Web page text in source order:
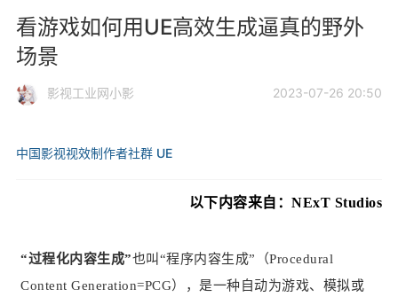
看游戏如何用UE高效生成逼真的野外
场景
影视工业网小影 2023-07-26 20:50
中国影视视效制作者社群 UE
以下内容来自：NExT Studios
“过程化内容生成”也叫“程序内容生成”（Procedural
Content Generation=PCG），是一种自动为游戏、模拟或